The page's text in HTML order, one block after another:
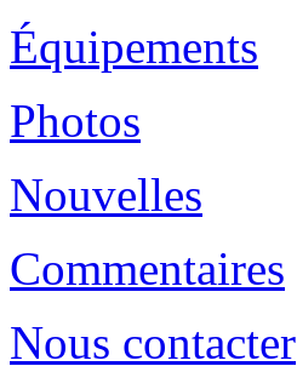
Équipements
Photos
Nouvelles
Commentaires
Nous contacter